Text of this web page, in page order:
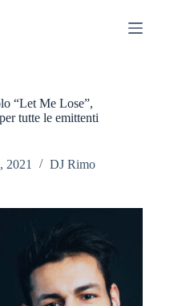
“Let Me Lose”,
tutte le emittenti
2021 DJ Rimo